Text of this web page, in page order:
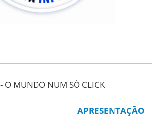
- O MUNDO NUM SÓ CLICK
APRESENTAÇÃO